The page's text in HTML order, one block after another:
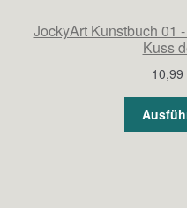
JockyArt Kunstbuch 01
Kuss
10,99